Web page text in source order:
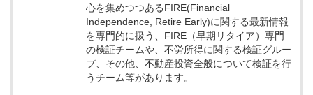
心を集めつつあるFIRE(Financial
Independence, Retire Early)に関する最新情報
を専門的に扱う、FIRE（早期リタイア）専門
の検証チームや、不労所得に関する検証グルー
プ、その他、不動産投資全般について検証を行
うチーム等があります。